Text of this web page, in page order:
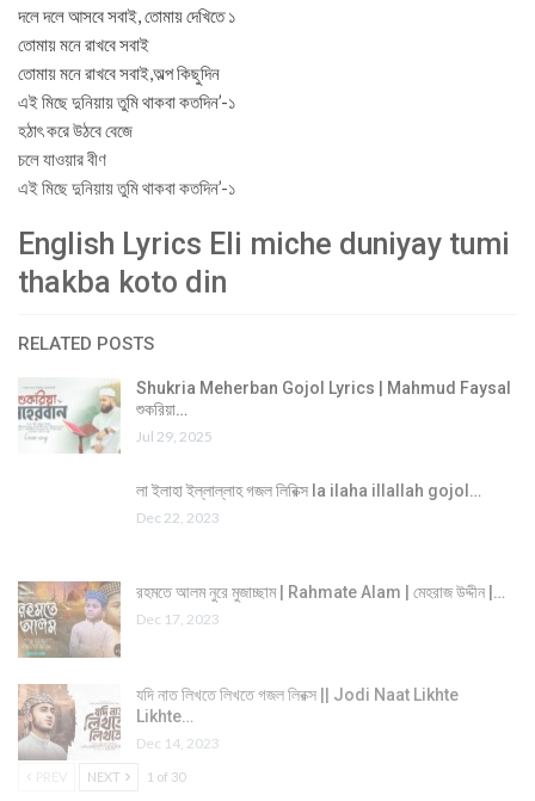
দলে দলে আসবে সবাই, তোমায় দেখিতে ১
তোমায় মনে রাখবে সবাই
তোমায় মনে রাখবে সবাই,অল্প কিছুদিন
এই মিছে দুনিয়ায় তুমি থাকবা কতদিন’-১
হঠাৎ করে উঠবে বেজে
চলে যাওয়ার বীণ
এই মিছে দুনিয়ায় তুমি থাকবা কতদিন’-১
English Lyrics Eli miche duniyay tumi
thakba koto din
RELATED POSTS
Shukria Meherban Gojol Lyrics | Mahmud Faysal
শুকরিয়া…
Jul 29, 2025
লা ইলাহা ইল্লাল্লাহ গজল লিরিক্স la ilaha illallah gojol…
Dec 22, 2023
রহমতে আলম নুরে মুজাচ্ছাম | Rahmate Alam | মেহরাজ উদ্দীন |…
Dec 17, 2023
যদি নাত লিখতে লিখতে গজল লিরক্স || Jodi Naat Likhte
Likhte…
Dec 14, 2023
NEXT 1 of 30